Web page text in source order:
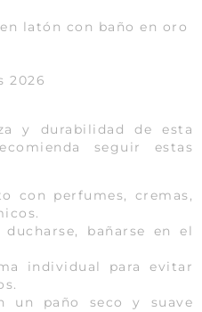
latón con baño en oro
2026
y durabilidad de esta
seguir estas
con perfumes, cremas,
bañarse en el
individual para evitar
un paño seco y suave